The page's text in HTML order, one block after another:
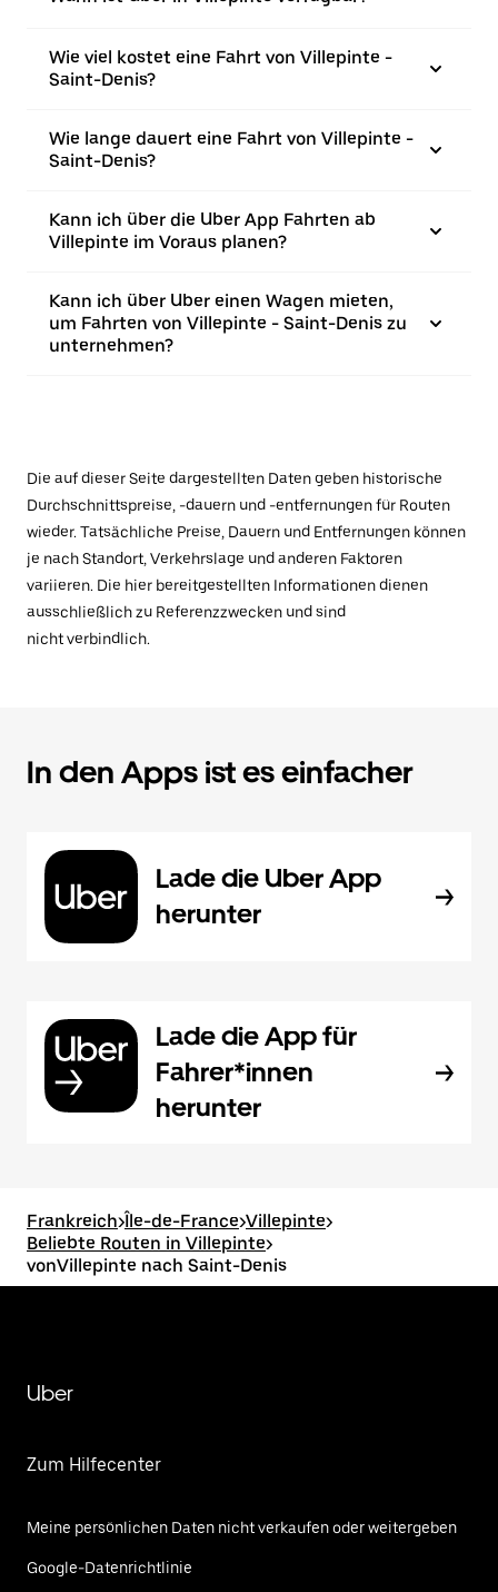
Wie viel kostet eine Fahrt von Villepinte -
Saint-Denis?
Wie lange dauert eine Fahrt von Villepinte -
Saint-Denis?
Kann ich über die Uber App Fahrten ab
Villepinte im Voraus planen?
Kann ich über Uber einen Wagen mieten,
um Fahrten von Villepinte - Saint-Denis zu
unternehmen?
Die auf dieser Seite dargestellten Daten geben historische
Durchschnittspreise, -dauern und -entfernungen für Routen
wieder. Tatsächliche Preise, Dauern und Entfernungen können
je nach Standort, Verkehrslage und anderen Faktoren
variieren. Die hier bereitgestellten Informationen dienen
ausschließlich zu Referenzzwecken und sind
nicht verbindlich.
In den Apps ist es einfacher
Lade die Uber App
herunter
Lade die App für
Fahrer*innen
herunter
Frankreich>Île-de-France>Villepinte>
Beliebte Routen in Villepinte>
vonVillepinte nach Saint-Denis
Uber
Zum Hilfecenter
Meine persönlichen Daten nicht verkaufen oder weitergeben
Google-Datenrichtlinie